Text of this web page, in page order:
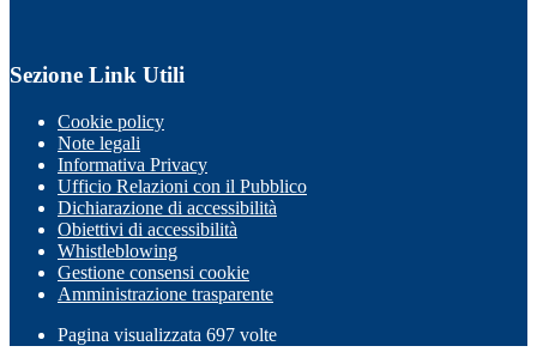
Sezione Link Utili
Cookie policy
Note legali
Informativa Privacy
Ufficio Relazioni con il Pubblico
Dichiarazione di accessibilità
Obiettivi di accessibilità
Whistleblowing
Gestione consensi cookie
Amministrazione trasparente
Pagina visualizzata 697 volte